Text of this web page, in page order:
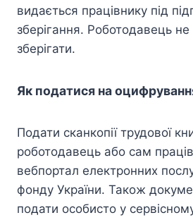
видається працівнику під
зберігання. Роботодавець не
зберігати.
Як податися на
Подати сканкопії трудової
роботодавець або сам
вебпортал електронних
фонду України. Також
подати особисто у